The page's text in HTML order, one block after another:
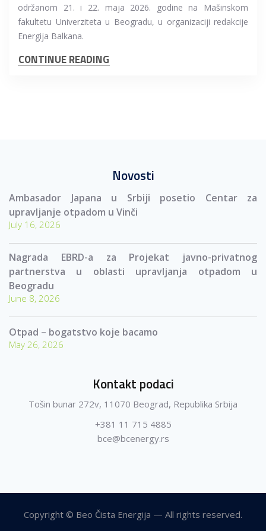
održanom 21. i 22. maja 2026. godine na Mašinskom
fakultetu Univerziteta u Beogradu, u organizaciji redakcije
Energija Balkana.
CONTINUE READING
Novosti
Ambasador Japana u Srbiji posetio Centar za
upravljanje otpadom u Vinči
July 16, 2026
Nagrada EBRD-a za Projekat javno-privatnog
partnerstva u oblasti upravljanja otpadom u
Beogradu
June 8, 2026
Otpad – bogatstvo koje bacamo
May 26, 2026
Kontakt podaci
Tošin bunar 272v, 11070 Beograd, Republika Srbija
+381 11 715 4885
bce@bcenergy.rs
Copyright © Beo Čista Energija — All rights reserved.